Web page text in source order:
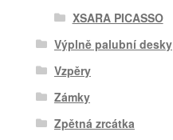
XSARA PICASSO
Výplně palubní desky
Vzpěry
Zámky
Zpětná zrcátka